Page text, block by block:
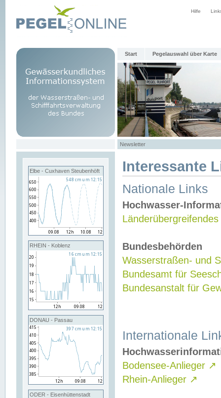
Hilfe
Start Pegelauswahl über Karte
Newsletter
Elbe - Cuxhaven Steubenhöft
RHEIN - Koblenz
DONAU - Passau
ODER - Eisenhüttenstadt
Interessante
Nationale Links
Hochwasser-
Bundesbehörden
Wasserstraßen- und
Bundesamt für
Bundesanstalt für
Internationale
Bodensee-Anlieger ↗
Rhein-Anlieger ↗